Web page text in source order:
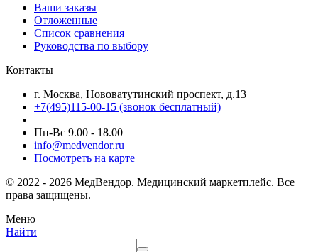
Ваши заказы
Отложенные
Список сравнения
Руководства по выбору
Контакты
г. Москва, Нововатутинский проспект, д.13
+7(495)115-00-15 (звонок бесплатный)
Пн-Вс 9.00 - 18.00
info@medvendor.ru
Посмотреть на карте
© 2022 - 2026 МедВендор. Медицинский маркетплейс. Все
права защищены.
Меню
Найти